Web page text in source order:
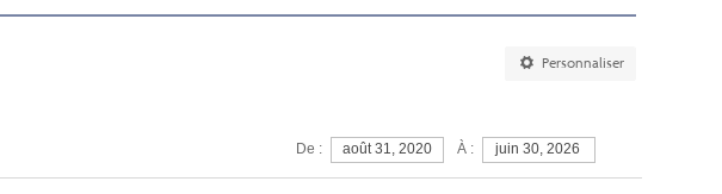
Personnaliser
De : août 31, 2020 À : juin 30, 2026